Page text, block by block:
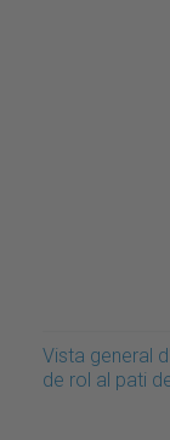
Vista general
de rol al pati